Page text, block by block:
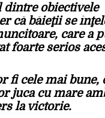
dintre obiectivele
că băieţii se
care a
foarte serios
fi cele mai bune,
juca cu mare
la victorie.